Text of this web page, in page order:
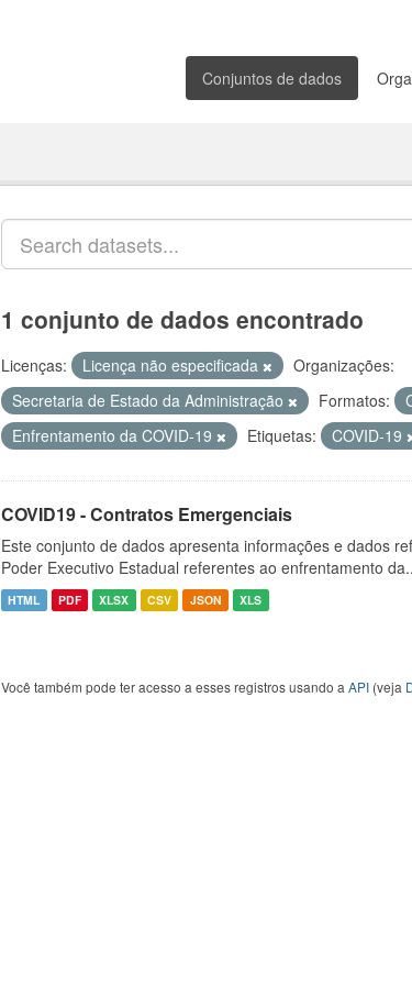
Conjuntos de dados
1 conjunto de dados encontrado
Licenças: Licença não especificada
Organizações:
Secretaria de Estado da Administração
Formatos:
Enfrentamento da COVID-19
Etiquetas: COVID-19
COVID19 - Contratos Emergenciais
Este conjunto de dados apresenta informações e dados
Poder Executivo Estadual referentes ao enfrentamento
HTML PDF XLSX CSV JSON XLS
Você também pode ter acesso a esses registros usando a API (veja